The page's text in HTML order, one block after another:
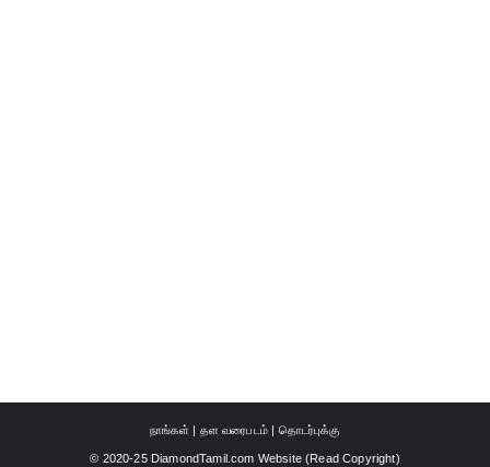
நாங்கள் | தள வரைபடம் | தொடர்புக்கு
© 2020-25 DiamondTamil.com Website (Read Copyright)